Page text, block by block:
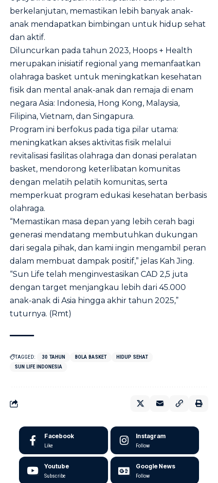
berkelanjutan, memastikan lebih banyak anak-
anak mendapatkan bimbingan untuk hidup sehat
dan aktif.
Diluncurkan pada tahun 2023, Hoops + Health
merupakan inisiatif regional yang memanfaatkan
olahraga basket untuk meningkatkan kesehatan
fisik dan mental anak-anak dan remaja di enam
negara Asia: Indonesia, Hong Kong, Malaysia,
Filipina, Vietnam, dan Singapura.
Program ini berfokus pada tiga pilar utama:
meningkatkan akses aktivitas fisik melalui
revitalisasi fasilitas olahraga dan donasi peralatan
basket, mendorong keterlibatan komunitas
dengan melatih pelatih komunitas, serta
memperkuat program edukasi kesehatan berbasis
olahraga.
“Memastikan masa depan yang lebih cerah bagi
generasi mendatang membutuhkan dukungan
dari segala pihak, dan kami ingin mengambil peran
dalam membuat dampak positif,” jelas Kah Jing.
“Sun Life telah menginvestasikan CAD 2,5 juta
dengan target menjangkau lebih dari 45.000
anak-anak di Asia hingga akhir tahun 2025,”
tuturnya. (Rmt)
TAGGED: 30 TAHUN BOLA BASKET
HIDUP SEHAT
SUN LIFE INDONESIA
Facebook
Like
Instagram
Follow
Youtube
Subscribe
Google News
Follow